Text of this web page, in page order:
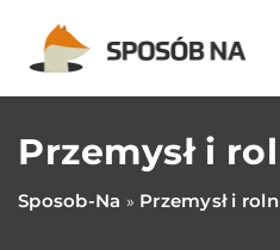
Przemysł i
Sposob-Na » Przemysł i